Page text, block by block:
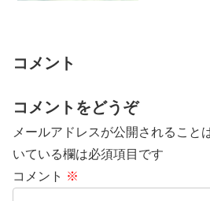
コメント
コメントをどうぞ
メールアドレスが公開されること
いている欄は必須項目です
コメント ※